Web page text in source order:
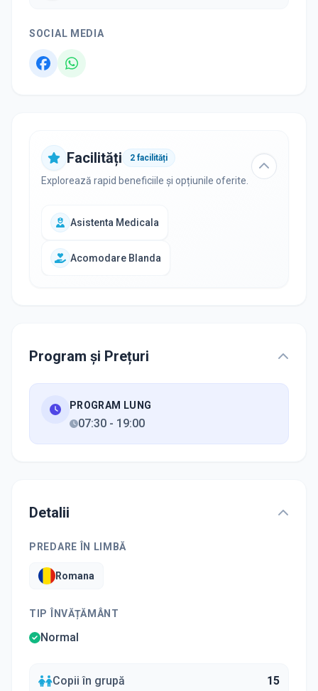
SOCIAL MEDIA
Facilități 2 facilități
Explorează rapid beneficiile și opțiunile oferite.
Asistenta Medicala
Acomodare Blanda
Program și Prețuri
PROGRAM LUNG
07:30 - 19:00
Detalii
PREDARE ÎN LIMBĂ
Romana
TIP ÎNVĂȚĂMÂNT
Normal
Copii în grupă 15